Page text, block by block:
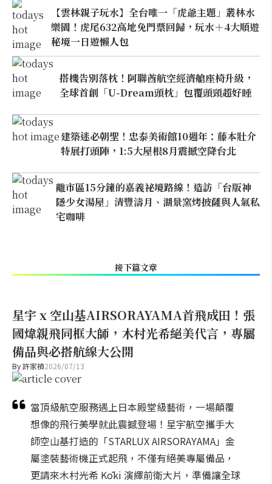
【雲林親子玩水】全台唯一「虎爺主題」叢林水
樂園！虎尾632高地免門票回歸，玩水＋4大順遊
秘境一日遊懶人包
搭機告別落枕！阿聯酋航空經濟艙座椅升級，
全球首創「U-Dream頭枕」包覆頭頸超好睡
建築迷必朝聖！忠泰美術館10週年：藤本壯介
特展打頭陣，1:5大屋根8月震撼空降台北
離市區15分鐘的嘉義祕境路線！造訪「台版神
隱少女湯屋」清豐濤月、湖景窯烤披薩與人氣私
宅咖啡
接下篇文章
星宇 x 空山基AIRSORAYAMA首飛成田！張
國煒親飛同框大師，木村光希絕美代言，專屬
備品與必搭航線大公開
By許家禎2026/07/13
當頂級航空服務遇上日本殿堂級藝術，一場顛覆
想像的飛行美學就此震撼登場！星宇航空攜手大
師空山基打造的「STARLUX AIRSORAYAMA」金
屬塗裝藝術機正式起飛，不僅有絕美專屬備品，
更請來木村光希 Kōki 演繹前衛大片，準備讓全球